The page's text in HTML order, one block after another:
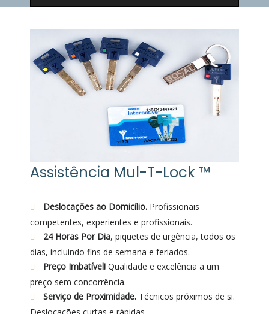
Assistência Mul-T-Lock ™
Deslocações ao Domicílio. Profissionais
competentes, experientes e profissionais.
24 Horas Por Dia, piquetes de urgência, todos os
dias, incluindo fins de semana e feriados.
Preço Imbatível! Qualidade e excelência a um
preço sem concorrência.
Serviço de Proximidade. Técnicos próximos de si.